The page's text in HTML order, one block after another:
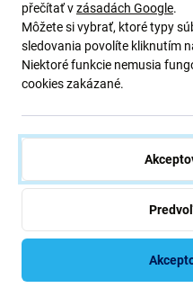
Ekológia na
Neustále zlepšujeme našu
chránili našu planétu.
přečítať vzásadách Google.
Môžete si vybrať, ktoré typy
sledovania povolíte kliknutím
Niektoré funkcie nemusia
cookies zakázané.